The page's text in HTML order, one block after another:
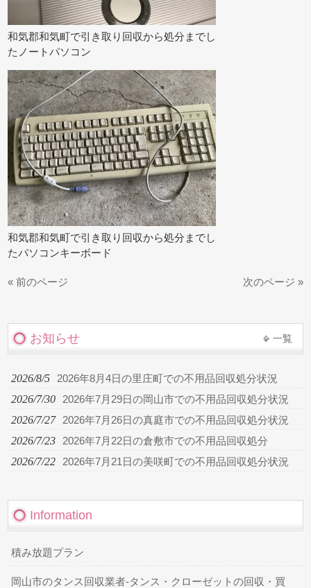
和気郡和気町で引き取り回収から処分までし
たノートパソコン
和気郡和気町で引き取り回収から処分までし
たパソコンキーボード
« 前のページ 次のページ »
お知らせ 一覧
2026/8/5 2026年8月4日の里庄町での不用品回収処分状況
2026/7/30 2026年7月29日の岡山市での不用品回収処分状況
2026/7/27 2026年7月26日の真庭市での不用品回収処分状況
2026/7/23 2026年7月22日の倉敷市での不用品回収処分
2026/7/22 2026年7月21日の美咲町での不用品回収処分状況
Information
積み放題プラン
岡山市のタンス回収業者-タンス・クローゼットの回収・買